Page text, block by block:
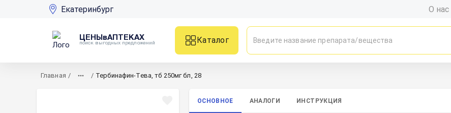
Екатеринбург О нас
ЦЕНЫвАПТЕКАХ
поиск выгодных предложений
Каталог
Главная / / Тербинафин-Тева, тб 250мг бл, 28
ОСНОВНОЕ АНАЛОГИ ИНСТРУКЦИЯ